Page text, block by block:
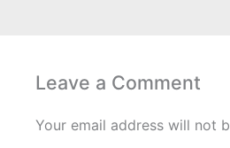
o
o
k
e
r
d
i
n
Leave a Comment
Your email address will not